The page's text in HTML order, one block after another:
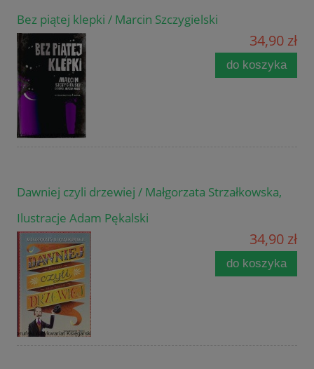
Bez piątej klepki / Marcin Szczygielski
34,90 zł
do koszyka
Dawniej czyli drzewiej / Małgorzata Strzałkowska,
Ilustracje Adam Pękalski
34,90 zł
do koszyka